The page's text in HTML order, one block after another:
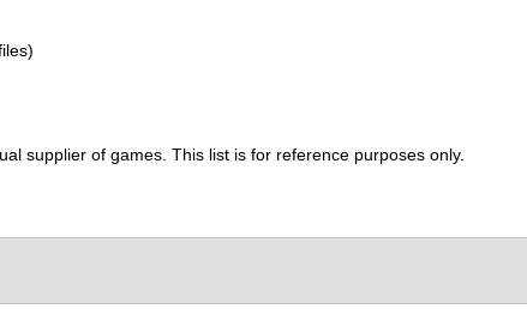
supplier of games. This list is for reference purposes only.